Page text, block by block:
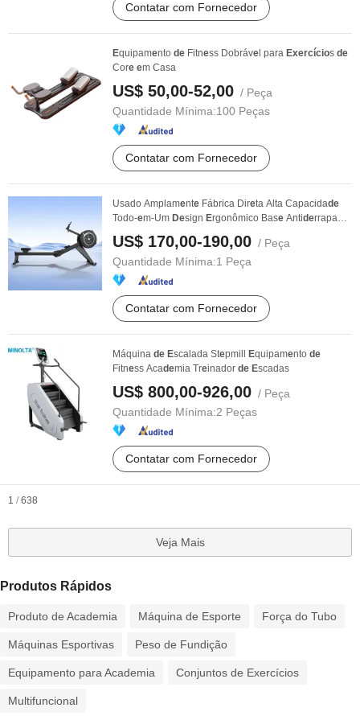
Contatar com Fornecedor
Equipamento de Fitness Dobráve l para Exercícios de
Core em Casa
US$ 50,00-52,00 / Peça
Quantidade Mínima:100 Peças
Contatar com Fornecedor
Usado Amplamente Fábrica Direta Alta Capacidade
Todo-em-Um Design Ergonômico Base Antiderrapante
US$ 170,00-190,00 / Peça
Quantidade Mínima:1 Peça
Contatar com Fornecedor
Máquina de Escalada Stepmill Equipamento de
Fitness Academia Treinador de Escadas
US$ 800,00-926,00 / Peça
Quantidade Mínima:2 Peças
Contatar com Fornecedor
1 / 638
Veja Mais
Produtos Rápidos
Produto de Academia Máquina de Esporte Força do Tubo
Máquinas Esportivas Peso de Fundição
Equipamento para Academia Conjuntos de Exercícios
Multifuncional